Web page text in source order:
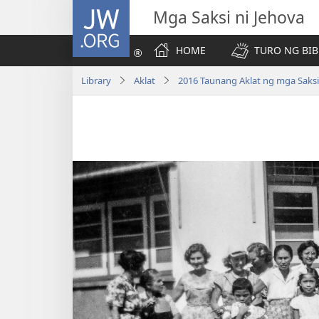
JW.ORG Mga Saksi ni Jehova
HOME
TURO NG
Library Aklat 2016 Taunang Aklat ng mga